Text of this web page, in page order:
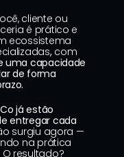
cliente ou
é prático e
ecossistema
,
uma capacidade
de forma
já estão
entregar cada
surgiu agora —
na prática